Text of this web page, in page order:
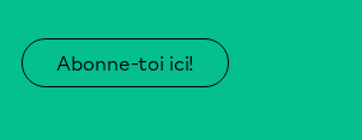
Abonne-toi ici!